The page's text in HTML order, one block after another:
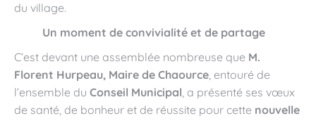
du village.
Un moment de convivialité et de partage
C’est devant une assemblée nombreuse que M.
Florent Hurpeau, Maire de Chaource, entouré de
l’ensemble du Conseil Municipal, a présenté ses vœux
de santé, de bonheur et de réussite pour cette nouvelle